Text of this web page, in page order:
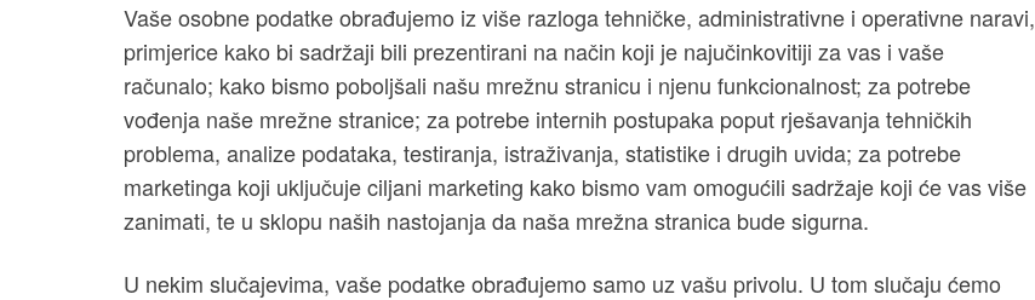
Vaše osobne podatke obrađujemo iz više razloga tehničke, administrativne i operativne naravi,
primjerice kako bi sadržaji bili prezentirani na način koji je najučinkovitiji za vas i vaše
računalo; kako bismo poboljšali našu mrežnu stranicu i njenu funkcionalnost; za potrebe
vođenja naše mrežne stranice; za potrebe internih postupaka poput rješavanja tehničkih
problema, analize podataka, testiranja, istraživanja, statistike i drugih uvida; za potrebe
marketinga koji uključuje ciljani marketing kako bismo vam omogućili sadržaje koji će vas više
zanimati, te u sklopu naših nastojanja da naša mrežna stranica bude sigurna.
U nekim slučajevima, vaše podatke obrađujemo samo uz vašu privolu. U tom slučaju ćemo